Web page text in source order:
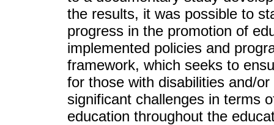
the results, it was possible to
progress in the promotion of
implemented policies and
framework, which seeks to
for those with disabilities and/
significant challenges in terms
education throughout the